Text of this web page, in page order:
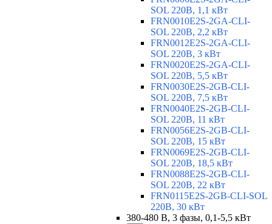
SOL 220В, 1,1 кВт
FRN0010E2S-2GA-CLI-
SOL 220В, 2,2 кВт
FRN0012E2S-2GA-CLI-
SOL 220В, 3 кВт
FRN0020E2S-2GA-CLI-
SOL 220В, 5,5 кВт
FRN0030E2S-2GB-CLI-
SOL 220В, 7,5 кВт
FRN0040E2S-2GB-CLI-
SOL 220В, 11 кВт
FRN0056E2S-2GB-CLI-
SOL 220В, 15 кВт
FRN0069E2S-2GB-CLI-
SOL 220В, 18,5 кВт
FRN0088E2S-2GB-CLI-
SOL 220В, 22 кВт
FRN0115E2S-2GB-CLI-SOL
220В, 30 кВт
380-480 В, 3 фазы, 0,1-5,5 кВт